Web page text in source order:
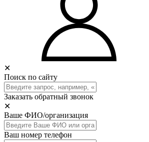
✕
Поиск по сайту
Заказать обратный звонок
✕
Ваше ФИО/организация
Ваш номер телефон